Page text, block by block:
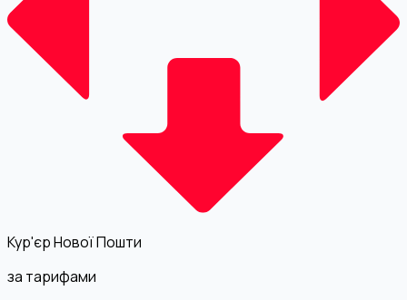
Кур'єр Нової Пошти
за тарифами